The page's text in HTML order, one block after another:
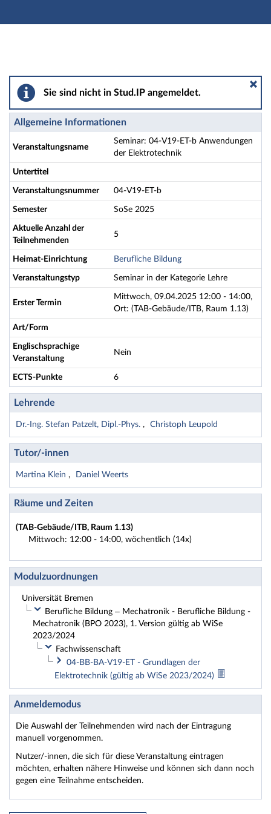
Hauptnavigation
Seminar: 04-V19-ET-b Anwendungen der
Sie sind nicht in Stud.IP angemeldet.
Allgemeine Informationen
Veranstaltungsname
Seminar: 04-V19-ET-b Anwendungen
der Elektrotechnik
Untertitel
Veranstaltungsnummer 04-V19-ET-b
Semester SoSe 2025
Aktuelle Anzahl der
Teilnehmenden
5
Heimat-Einrichtung Berufliche Bildung
Veranstaltungstyp Seminar in der Kategorie Lehre
Erster Termin
Mittwoch, 09.04.2025 12:00 - 14:00,
Ort: (TAB-Gebäude/ITB, Raum 1.13)
Art/Form
Englischsprachige
Veranstaltung
Nein
ECTS-Punkte 6
Lehrende
Dr.-Ing. Stefan Patzelt, Dipl.-Phys. Christoph Leupold
Tutor/-innen
Martina Klein Daniel Weerts
Räume und Zeiten
(TAB-Gebäude/ITB, Raum 1.13)
Mittwoch: 12:00 - 14:00, wöchentlich (14x)
Modulzuordnungen
Universität Bremen
Berufliche Bildung – Mechatronik - Berufliche Bildung -
Mechatronik (BPO 2023), 1. Version gültig ab WiSe
2023/2024
Fachwissenschaft
04-BB-BA-V19-ET - Grundlagen der
Elektrotechnik (gültig ab WiSe 2023/2024)
Anmeldemodus
Die Auswahl der Teilnehmenden wird nach der Eintragung
manuell vorgenommen.
Nutzer/-innen, die sich für diese Veranstaltung eintragen
möchten, erhalten nähere Hinweise und können sich dann noch
gegen eine Teilnahme entscheiden.